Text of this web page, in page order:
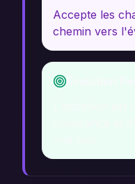
Accepte les
chemin vers